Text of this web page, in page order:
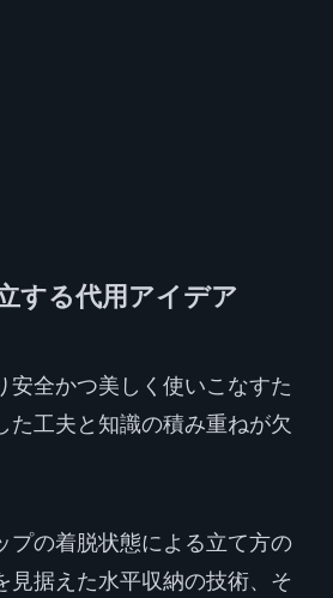
する代用アイデア
安全かつ美しく使いこなすた
た工夫と知識の積み重ねが欠
プの着脱状態による立て方の
見据えた水平収納の技術、そ